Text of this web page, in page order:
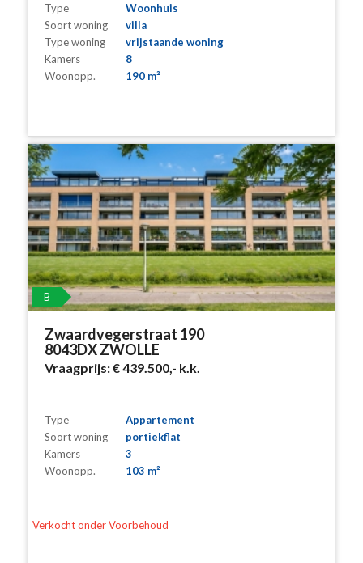
Type
Woonhuis
Soort woning
villa
Type woning
vrijstaande woning
Kamers
8
Woonopp.
190 m²
B
Zwaardvegerstraat 190
8043DX ZWOLLE
Vraagprijs:€ 439.500,- k.k.
Type
Appartement
Soort woning
portiekflat
Kamers
3
Woonopp.
103 m²
Verkocht onder Voorbehoud